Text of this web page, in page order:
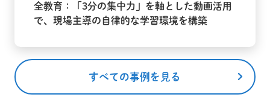
全教育：「3分の集中力」を軸とした動画活用
で、現場主導の自律的な学習環境を構築
すべての事例を見る